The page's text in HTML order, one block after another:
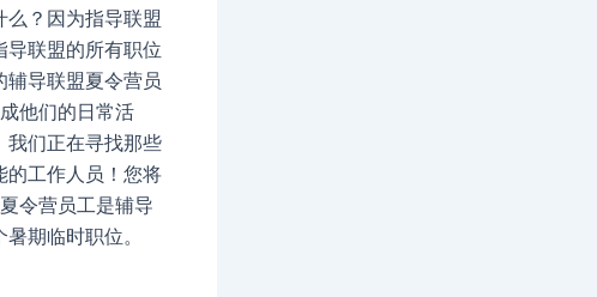
？因为指导联盟
导联盟的所有职位
辅导联盟夏令营员
他们的日常活
我们正在寻找那些
的工作人员！您将
令营员工是辅导
期临时职位。